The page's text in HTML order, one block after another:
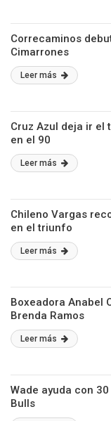
Correcaminos
Cimarrones
Leer más
Cruz Azul deja ir el
en el 90
Leer más
Chileno Vargas
en el triunfo
Leer más
Boxeadora Anabel
Brenda Ramos
Leer más
Wade ayuda con
Bulls